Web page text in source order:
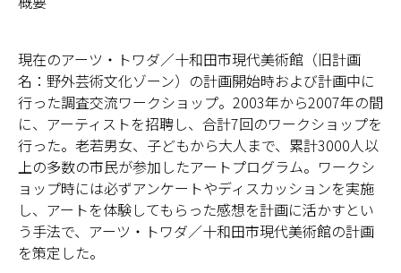
現在のアーツ・トワダ／十和田市現代美術館（旧計画
名：野外芸術文化ゾーン）の計画開始時および計画中に
行った調査交流ワークショップ。2003年から2007年の間
に、アーティストを招聘し、合計7回のワークショップを
行った。老若男女、子どもから大人まで、累計3000人以
上の多数の市民が参加したアートプログラム。ワークシ
ョップ時には必ずアンケートやディスカッションを実施
し、アートを体験してもらった感想を計画に活かすとい
う手法で、アーツ・トワダ／十和田市現代美術館の計画
を策定した。